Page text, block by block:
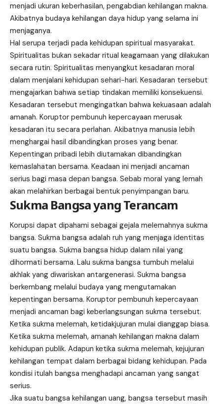
menjadi ukuran keberhasilan, pengabdian kehilangan makna.
Akibatnya budaya kehilangan daya hidup yang selama ini
menjaganya.
Hal serupa terjadi pada kehidupan spiritual masyarakat.
Spiritualitas bukan sekadar ritual keagamaan yang dilakukan
secara rutin. Spiritualitas menyangkut kesadaran moral
dalam menjalani kehidupan sehari-hari. Kesadaran tersebut
mengajarkan bahwa setiap tindakan memiliki konsekuensi.
Kesadaran tersebut mengingatkan bahwa kekuasaan adalah
amanah. Koruptor pembunuh kepercayaan merusak
kesadaran itu secara perlahan. Akibatnya manusia lebih
menghargai hasil dibandingkan proses yang benar.
Kepentingan pribadi lebih diutamakan dibandingkan
kemaslahatan bersama. Keadaan ini menjadi ancaman
serius bagi masa depan bangsa. Sebab moral yang lemah
akan melahirkan berbagai bentuk penyimpangan baru.
Sukma Bangsa yang Terancam
Korupsi dapat dipahami sebagai gejala melemahnya sukma
bangsa. Sukma bangsa adalah ruh yang menjaga identitas
suatu bangsa. Sukma bangsa hidup dalam nilai yang
dihormati bersama. Lalu sukma bangsa tumbuh melalui
akhlak yang diwariskan antargenerasi. Sukma bangsa
berkembang melalui budaya yang mengutamakan
kepentingan bersama. Koruptor pembunuh kepercayaan
menjadi ancaman bagi keberlangsungan sukma tersebut.
Ketika sukma melemah, ketidakjujuran mulai dianggap biasa.
Ketika sukma melemah, amanah kehilangan makna dalam
kehidupan publik. Adapun ketika sukma melemah, kejujuran
kehilangan tempat dalam berbagai bidang kehidupan. Pada
kondisi itulah bangsa menghadapi ancaman yang sangat
serius.
Jika suatu bangsa kehilangan uang, bangsa tersebut masih